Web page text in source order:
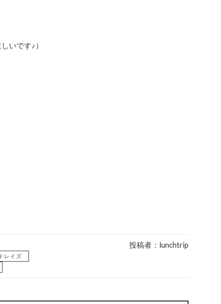
いです♪）
レイズ
投稿者：lunchtrip